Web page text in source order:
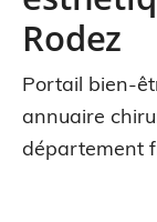
Rodez
Portail bien-
annuaire
département